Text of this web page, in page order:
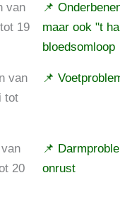
van
19
📌
maar ook "t
bloedsomloop
van
tot
📌
20
📌
onrust